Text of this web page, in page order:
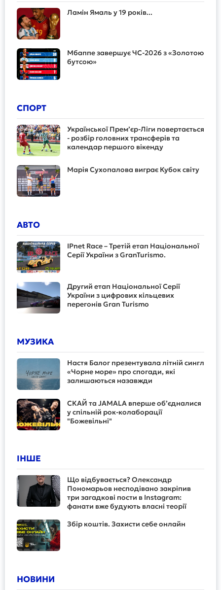
Ламін Ямаль у 19 років...
Мбаппе завершує ЧС-2026 з «Золотою
бутсою»
СПОРТ
Української Прем’єр-Ліги повертається
- розбір головних трансферів та
календар першого вікенду
Марія Сухопалова виграє Кубок світу
АВТО
IPnet Race – Третій етап Національної
Серії України з GranTurismo.
Другий етап Національної Серії
України з цифрових кільцевих
перегонів Gran Turismo
МУЗИКА
Настя Балог презентувала літній сингл
«Чорне море» про спогади, які
залишаються назавжди
СКАЙ та JAMALA вперше об’єдналися
у спільній рок-колаборації
"Божевільні"
ІНШЕ
Що відбувається? Олександр
Пономарьов несподівано закріпив
три загадкові пости в Instagram:
фанати вже будують власні теорії
Збір коштів. Захисти себе онлайн
НОВИНИ